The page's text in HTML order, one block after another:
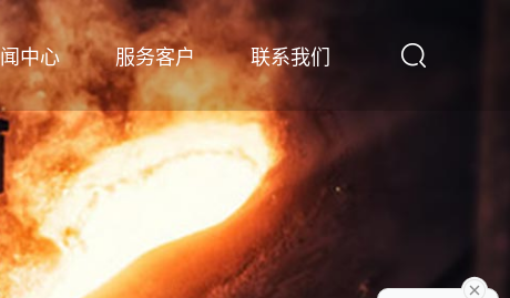
中心 服务客户 联系我们